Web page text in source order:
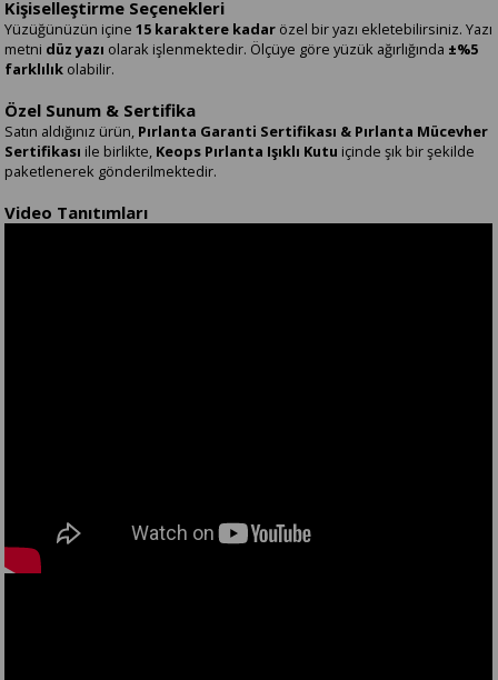
Kişiselleştirme Seçenekleri
Yüzüğünüzün içine15 karaktere kadar özel bir yazı ekletebilirsiniz. Yazı
metni düz yazı olarak işlenmektedir. Ölçüye göre yüzük ağırlığında ±%5
farklılık olabilir.
Özel Sunum & Sertifika
Satın aldığınız ürün, Pırlanta Garanti Sertifikası & Pırlanta Mücevher
Sertifikası ile birlikte, Keops Pırlanta Işıklı Kutu içinde şık bir şekilde
paketlenerek gönderilmektedir.
Video Tanıtımları